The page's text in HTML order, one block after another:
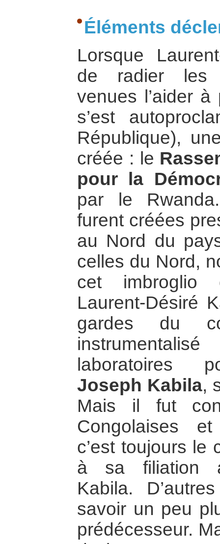
Éléments
Lorsque
de radier les
venues l’aider
s’est
République),
créée : le
pour la
par le
furent créées
au Nord du
celles du Nord,
cet imbroglio
Laurent-Désiré
gardes du
laboratoires
Joseph Kabila,
Mais il fut
Congolaises
c’est toujours le
à sa filiation
Kabila.
savoir un peu
prédécesseur.